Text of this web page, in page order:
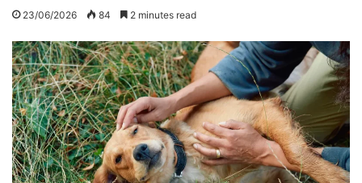
23/06/2026 84 2 minutes read